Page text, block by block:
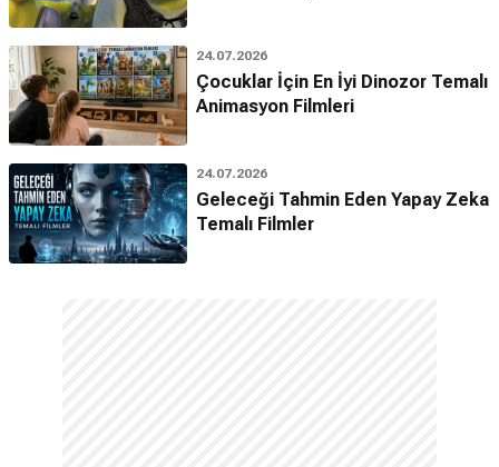
24.07.2026
Çocuklar İçin En İyi Dinozor Temalı
Animasyon Filmleri
24.07.2026
Geleceği Tahmin Eden Yapay Zeka
Temalı Filmler